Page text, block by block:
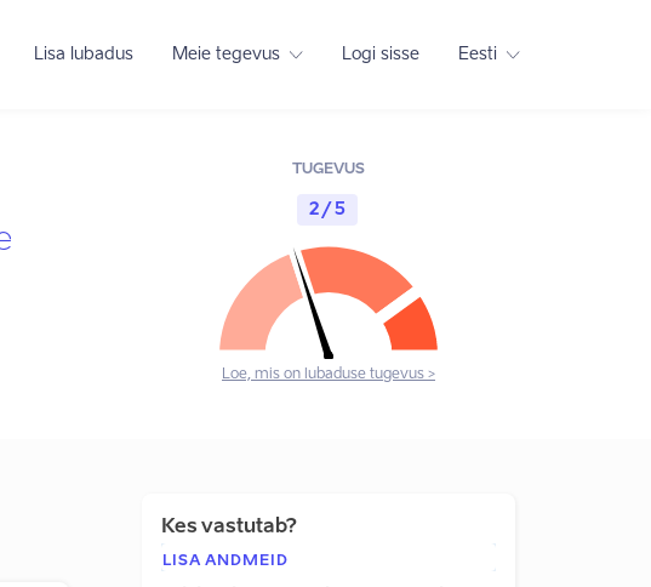
Lisa lubadus Meie tegevus Logi sisse Eesti
TUGEVUS
2 / 5
Loe, mis on lubaduse tugevus >
Kes vastutab?
LISA ANDMEID